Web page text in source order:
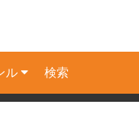
ル 検索